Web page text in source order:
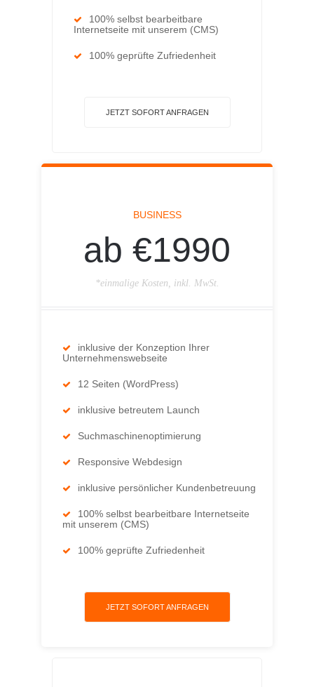
100% selbst bearbeitbare
Internetseite mit unserem (CMS)
100% geprüfte Zufriedenheit
JETZT SOFORT ANFRAGEN
BUSINESS
ab €1990
*einmalige Kosten, inkl. MwSt.
inklusive der Konzeption Ihrer
Unternehmenswebseite
12 Seiten (WordPress)
inklusive betreutem Launch
Suchmaschinenoptimierung
Responsive Webdesign
inklusive persönlicher Kundenbetreuung
100% selbst bearbeitbare Internetseite
mit unserem (CMS)
100% geprüfte Zufriedenheit
JETZT SOFORT ANFRAGEN